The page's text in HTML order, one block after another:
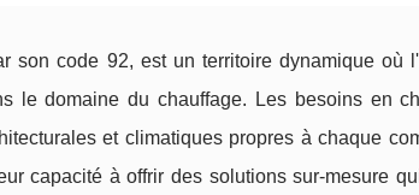
son code 92, est un territoire dynamique où
le domaine du chauffage. Les besoins en
et climatiques propres à chaque
capacité à offrir des solutions sur-mesure